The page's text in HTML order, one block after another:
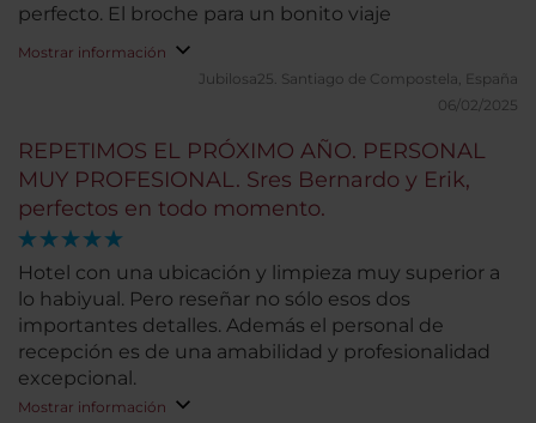
perfecto. El broche para un bonito viaje
Mostrar información
Jubilosa25. Santiago de Compostela, España
06/02/2025
REPETIMOS EL PRÓXIMO AÑO. PERSONAL
MUY PROFESIONAL. Sres Bernardo y Erik,
perfectos en todo momento.
Hotel con una ubicación y limpieza muy superior a
lo habiyual. Pero reseñar no sólo esos dos
importantes detalles. Además el personal de
recepción es de una amabilidad y profesionalidad
excepcional.
Mostrar información